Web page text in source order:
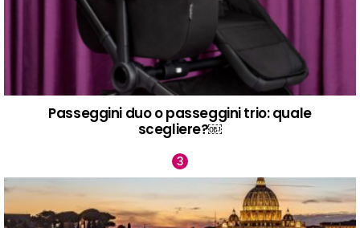
Passeggini duo o passeggini trio: quale
scegliere?￼